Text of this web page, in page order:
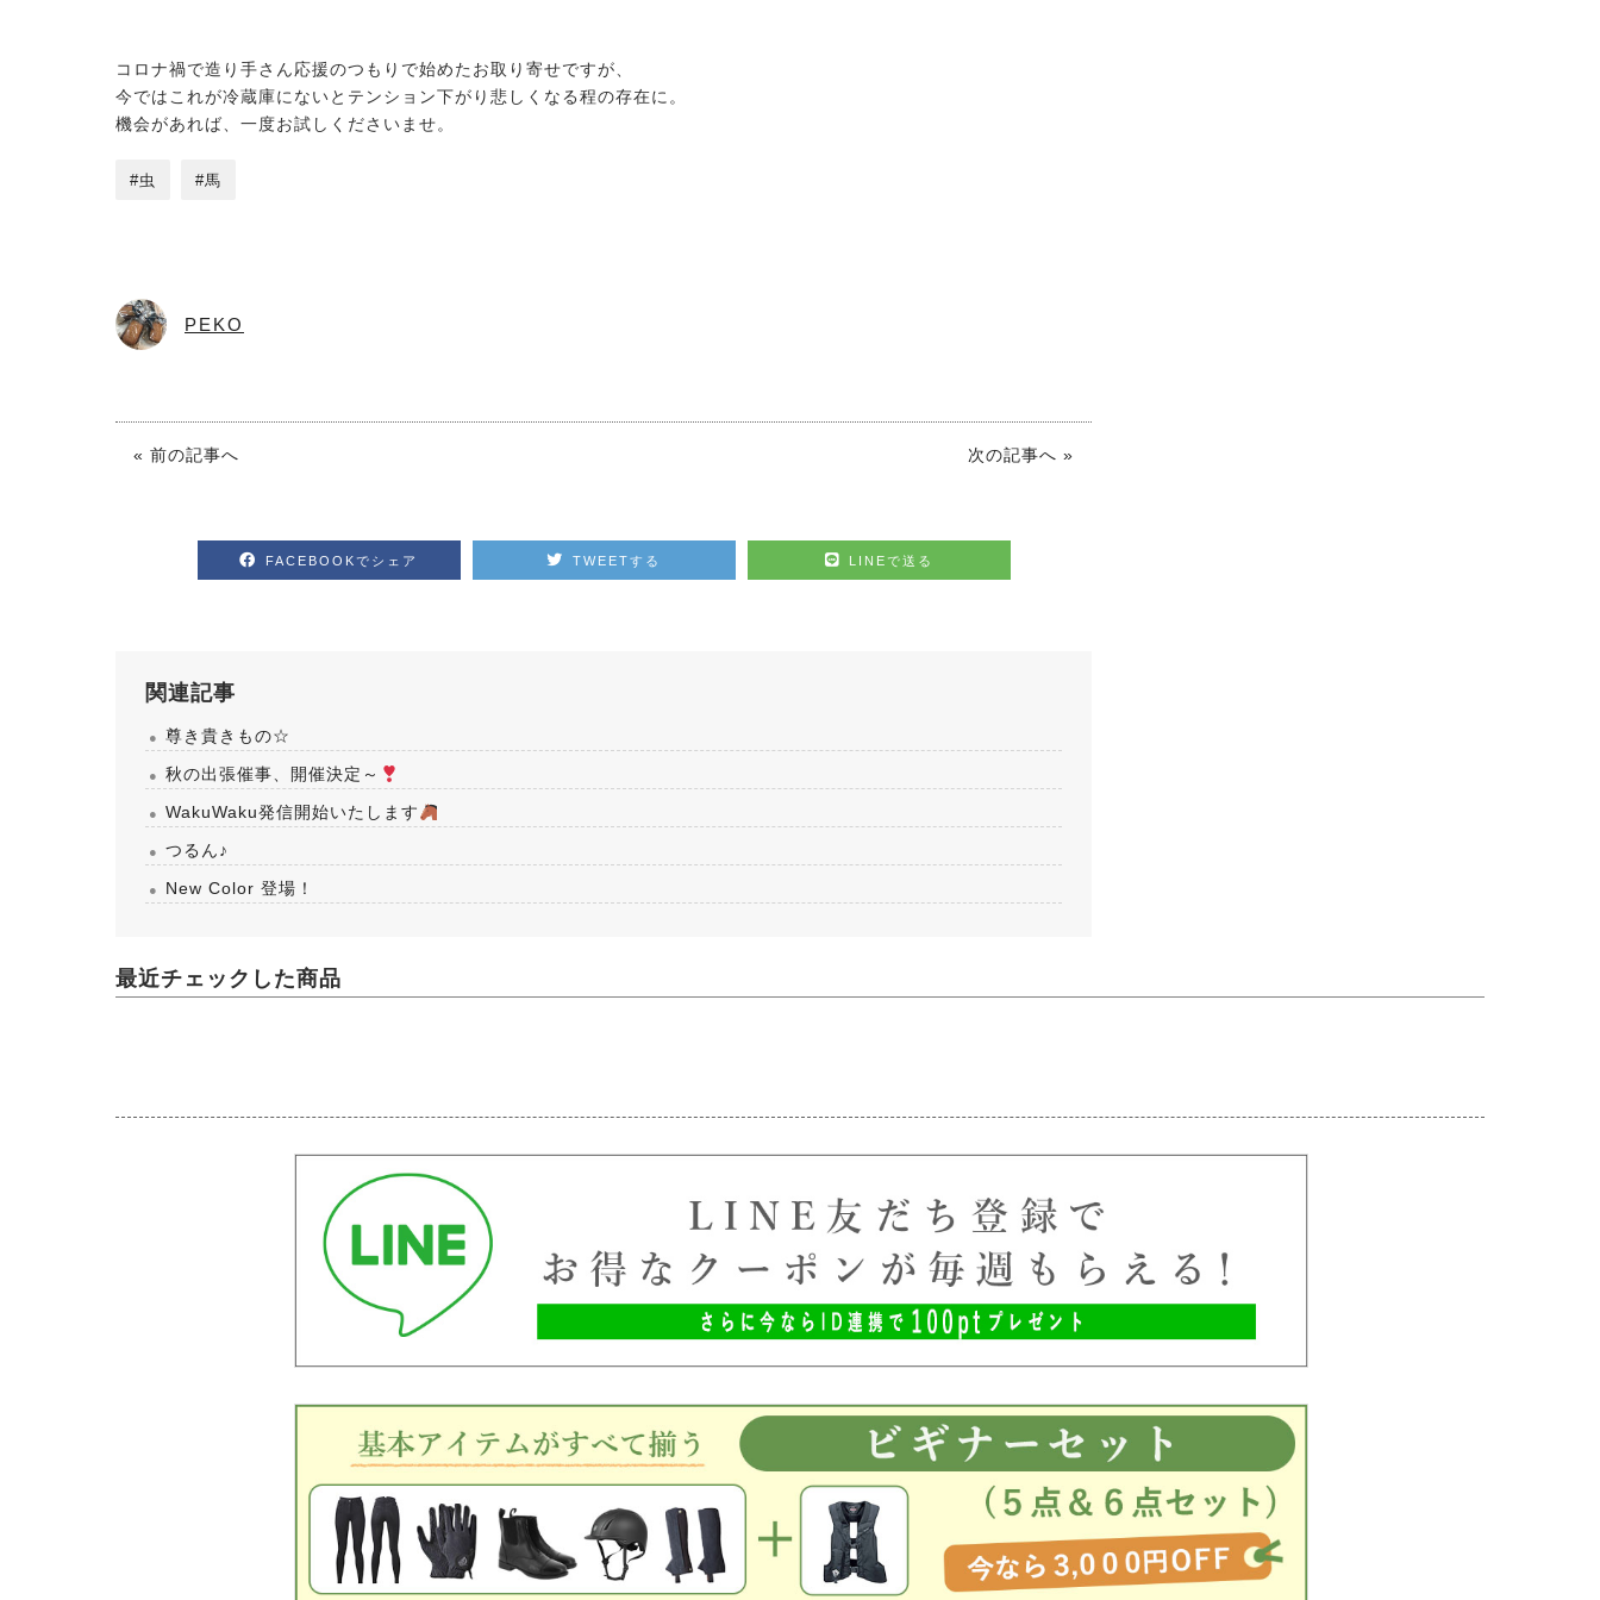
コロナ禍で造り手さん応援のつもりで始めたお取り寄せですが、
今ではこれが冷蔵庫にないとテンション下がり悲しくなる程の存在に。
機会があれば、一度お試しくださいませ。
虫 馬
PEKO
« 前の記事へ 次の記事へ »
FACEBOOKでシェア TWEETする LINEで送る
関連記事
尊き貴きもの☆
秋の出張催事、開催決定～
WakuWaku発信開始いたします
つるん♪
New Color 登場！
最近チェックした商品